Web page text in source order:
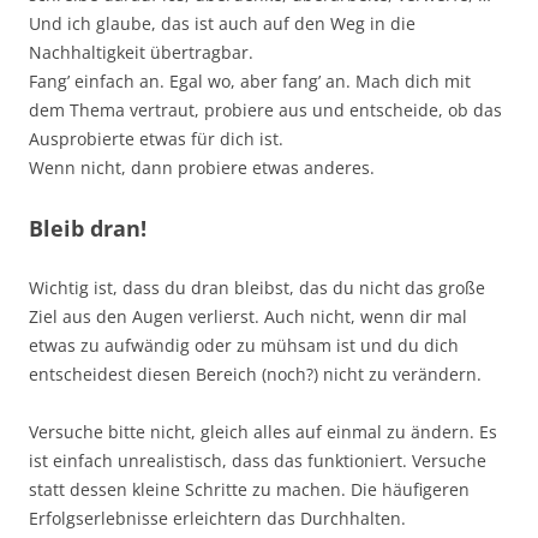
Und ich glaube, das ist auch auf den Weg in die
Nachhaltigkeit übertragbar.
Fang’ einfach an. Egal wo, aber fang’ an. Mach dich mit
dem Thema vertraut, probiere aus und entscheide, ob das
Ausprobierte etwas für dich ist.
Wenn nicht, dann probiere etwas anderes.
Bleib dran!
Wichtig ist, dass du dran bleibst, das du nicht das große
Ziel aus den Augen verlierst. Auch nicht, wenn dir mal
etwas zu aufwändig oder zu mühsam ist und du dich
entscheidest diesen Bereich (noch?) nicht zu verändern.
Versuche bitte nicht, gleich alles auf einmal zu ändern. Es
ist einfach unrealistisch, dass das funktioniert. Versuche
statt dessen kleine Schritte zu machen. Die häufigeren
Erfolgserlebnisse erleichtern das Durchhalten.